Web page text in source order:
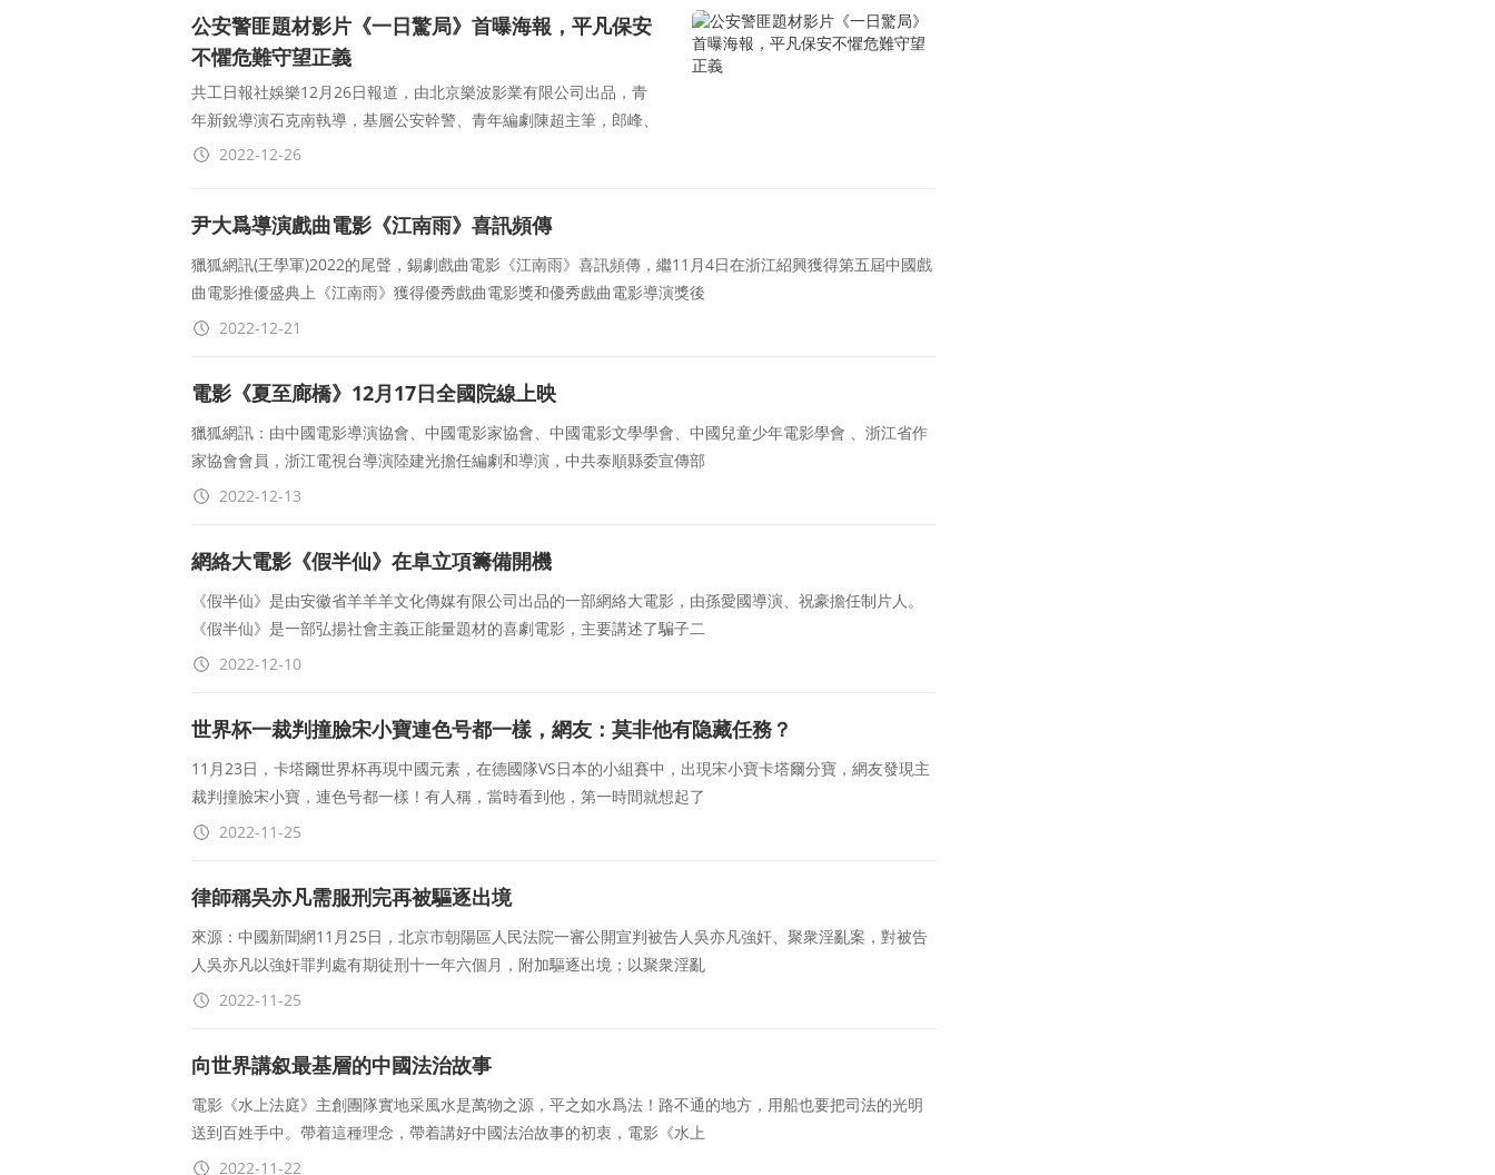
公安警匪題材影片《一日驚局》首曝海報，平凡保安
不懼危難守望正義
共工日報社娛樂12月26日報道，由北京樂波影業有限公司出品，青
年新銳導演石克南執導，基層公安幹警、青年編劇陳超主筆，郎峰、
伍瑩、張恒領銜主演的公安警匪題材影片《一日
2022-12-26
尹大爲導演戲曲電影《江南雨》喜訊頻傳
獵狐網訊(王學軍)2022的尾聲，錫劇戲曲電影《江南雨》喜訊頻傳，繼11月4日在浙江紹興獲得第五屆中國戲
曲電影推優盛典上《江南雨》獲得優秀戲曲電影獎和優秀戲曲電影導演獎後
2022-12-21
電影《夏至廊橋》12月17日全國院線上映
獵狐網訊：由中國電影導演協會、中國電影家協會、中國電影文學學會、中國兒童少年電影學會 、浙江省作
家協會會員，浙江電視台導演陸建光擔任編劇和導演，中共泰順縣委宣傳部
2022-12-13
網絡大電影《假半仙》在阜立項籌備開機
《假半仙》是由安徽省羊羊羊文化傳媒有限公司出品的一部網絡大電影，由孫愛國導演、祝豪擔任制片人。
《假半仙》是一部弘揚社會主義正能量題材的喜劇電影，主要講述了騙子二
2022-12-10
世界杯一裁判撞臉宋小寶連色号都一樣，網友：莫非他有隐藏任務？
11月23日，卡塔爾世界杯再現中國元素，在德國隊VS日本的小組賽中，出現宋小寶卡塔爾分寶，網友發現主
裁判撞臉宋小寶，連色号都一樣！有人稱，當時看到他，第一時間就想起了
2022-11-25
律師稱吳亦凡需服刑完再被驅逐出境
來源：中國新聞網11月25日，北京市朝陽區人民法院一審公開宣判被告人吳亦凡強奸、聚衆淫亂案，對被告
人吳亦凡以強奸罪判處有期徒刑十一年六個月，附加驅逐出境；以聚衆淫亂
2022-11-25
向世界講叙最基層的中國法治故事
電影《水上法庭》主創團隊實地采風水是萬物之源，平之如水爲法！路不通的地方，用船也要把司法的光明
送到百姓手中。帶着這種理念，帶着講好中國法治故事的初衷，電影《水上
2022-11-22